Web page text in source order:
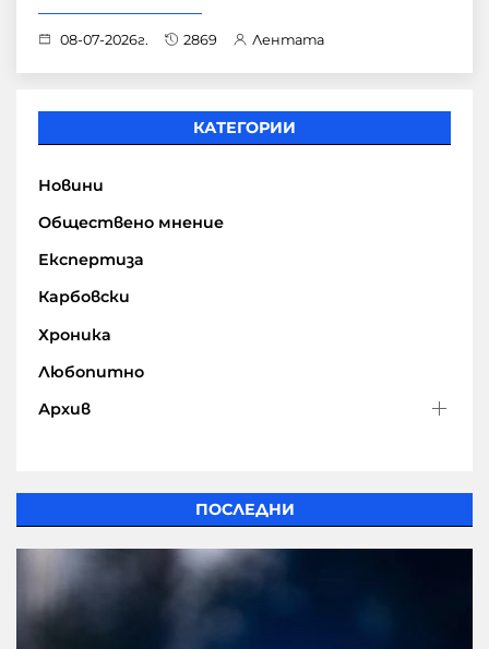
08-07-2026г. 2869 Лентата
КАТЕГОРИИ
Новини
Обществено мнение
Експертиза
Карбовски
Хроника
Любопитно
Архив
ПОСЛЕДНИ